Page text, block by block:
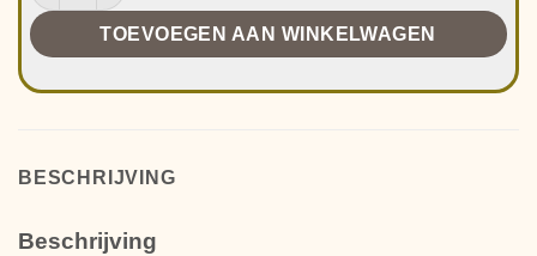
TOEVOEGEN AAN WINKELWAGEN
BESCHRIJVING
Beschrijving